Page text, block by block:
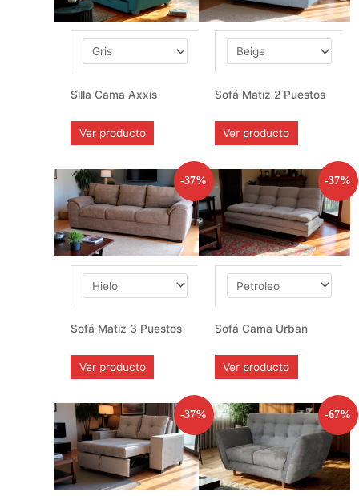
Silla Cama Axxis
Ver producto
Sofá Matiz 2 Puestos
Ver producto
-37%
Sofá Matiz 3 Puestos
Ver producto
-37%
Sofá Cama Urban
Ver producto
-37% -67%